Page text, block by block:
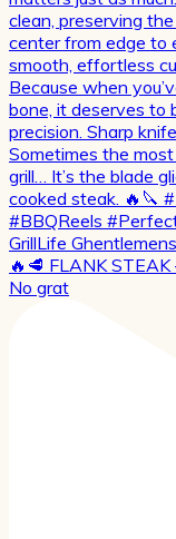
🔥🥩 FLANK
No grat